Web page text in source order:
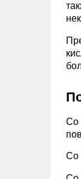
Со
Со